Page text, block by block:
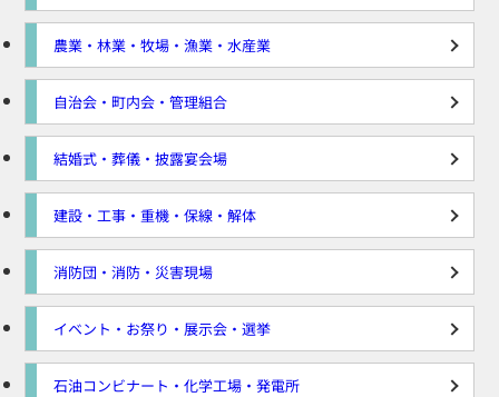
農業・林業・牧場・漁業・水産業
自治会・町内会・管理組合
結婚式・葬儀・披露宴会場
建設・工事・重機・保線・解体
消防団・消防・災害現場
イベント・お祭り・展示会・選挙
石油コンビナート・化学工場・発電所